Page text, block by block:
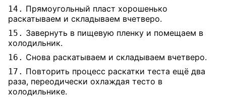
14. Прямоугольный пласт хорошенько
раскатываем и складываем вчетверо.
15. Завернуть в пищевую пленку и помещаем в
холодильник.
16. Снова раскатываем и складываем вчетверо.
17. Повторить процесс раскатки теста ещё два
раза, переодически охлаждая тесто в
холодильнике.